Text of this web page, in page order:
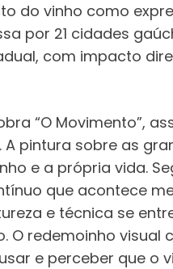
do vinho como
por 21 cidades
com impacto
“O Movimento”,
pintura sobre as
e a própria vida.
que acontece
e técnica se
O redemoinho visual
e perceber que o